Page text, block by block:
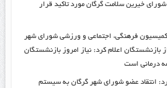
خیرین سلامت گرگان مورد تاکید قرار
فرهنگی، اجتماعی و ورزشی شورای شهر
بازنشستگان اعلام کرد: نیاز امروز بازنشستگان
درمانی است
انتقاد عضو شورای شهر گرگان به سیستم